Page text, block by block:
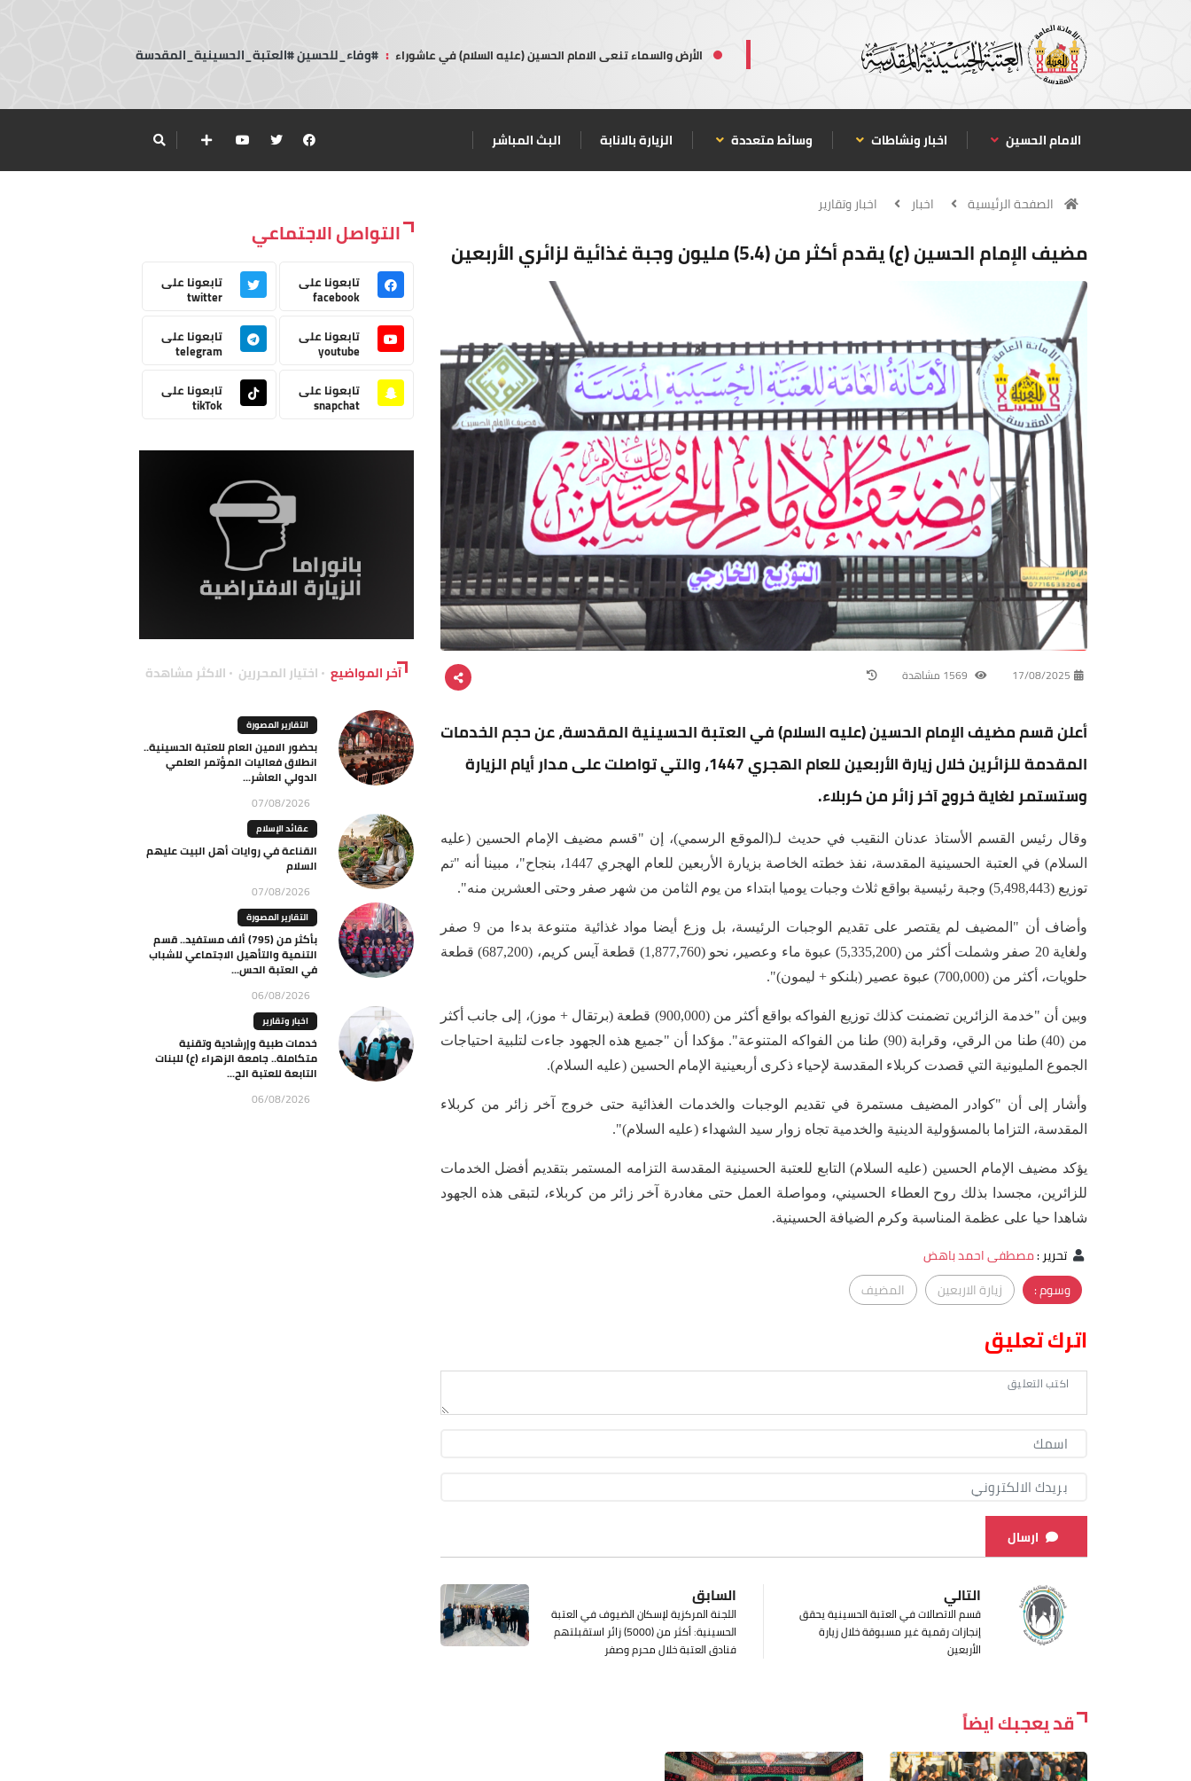
الأرض والسماء تنعى الامام الحسين (عليه السلام) في عاشوراء : #وفاء_للحسين #العتبة_الحسينية_المقدسة
الامام الحسين اخبار ونشاطات وسائط متعددة الزيارة بالانابة البث المباشر
الصفحة الرئيسية اخبار اخبار وتقارير
مضيف الإمام الحسين (ع) يقدم أكثر من (5.4) مليون وجبة غذائية لزائري الأربعين
17/08/2025
أعلن قسم مضيف الإمام الحسين (عليه السلام) في العتبة الحسينية المقدسة، عن حجم الخدمات
المقدمة للزائرين خلال زيارة الأربعين للعام الهجري 1447، والتي تواصلت على مدار أيام الزيارة
وستستمر لغاية خروج آخر زائر من كربلاء.
وقال رئيس القسم الأستاذ عدنان النقيب في حديث لـ(الموقع الرسمي)، إن "قسم مضيف الإمام الحسين (عليه
السلام) في العتبة الحسينية المقدسة، نفذ خطته الخاصة بزيارة الأربعين للعام الهجري 1447، بنجاح"، مبينا أنه "تم
توزيع (5,498,443) وجبة رئيسية بواقع ثلاث وجبات يوميا ابتداء من يوم الثامن من شهر صفر وحتى العشرين منه".
وأضاف أن "المضيف لم يقتصر على تقديم الوجبات الرئيسة، بل وزع أيضا مواد غذائية متنوعة بدءا من 9 صفر
ولغاية 20 صفر وشملت أكثر من (5,335,200) عبوة ماء وعصير، نحو (1,877,760) قطعة آيس كريم، (687,200) قطعة
حلويات، أكثر من (700,000) عبوة عصير (بلنكو + ليمون)".
وبين أن "خدمة الزائرين تضمنت كذلك توزيع الفواكه بواقع أكثر من (900,000) قطعة (برتقال + موز)، إلى جانب أكثر
من (40) طنا من الرقي، وقرابة (90) طنا من الفواكه المتنوعة". مؤكدا أن "جميع هذه الجهود جاءت لتلبية احتياجات
الجموع المليونية التي قصدت كربلاء المقدسة لإحياء ذكرى أربعينية الإمام الحسين (عليه السلام).
وأشار إلى أن "كوادر المضيف مستمرة في تقديم الوجبات والخدمات الغذائية حتى خروج آخر زائر من كربلاء
المقدسة، التزاما بالمسؤولية الدينية والخدمية تجاه زوار سيد الشهداء (عليه السلام)".
يؤكد مضيف الإمام الحسين (عليه السلام) التابع للعتبة الحسينية المقدسة التزامه المستمر بتقديم أفضل الخدمات
للزائرين، مجسدا بذلك روح العطاء الحسيني، ومواصلة العمل حتى مغادرة آخر زائر من كربلاء، لتبقى هذه الجهود
شاهدا حيا على عظمة المناسبة وكرم الضيافة الحسينية.
تحرير:مصطفى احمد باهض
وسوم :
زيارة الاربعين المضيف
اترك تعليق
ارسال
السابق
اللجنة المركزية لإسكان الضيوف في العتبة
الحسينية: أكثر من (5000) زائر استقبلتهم
فنادق العتبة خلال محرم وصفر
التالي
قسم الاتصالات في العتبة الحسينية يحقق
إنجازات رقمية غير مسبوقة خلال زيارة
الأربعين
قد يعجبك ايضاً
التواصل الاجتماعي
تابعونا على
facebook
تابعونا على
twitter
تابعونا على
youtube
تابعونا على
telegram
تابعونا على
snapchat
تابعونا على
tikTok
آخر المواضيع اختيار المحررين الاكثر مشاهدة
التقارير المصورة
بحضور الامين العام للعتبة الحسينية..
انطلاق فعاليات المؤتمر العلمي
الدولي العاشر...
07/08/2026
عقائد الإسلام
القناعة في روايات أهل البيت عليهم
السلام
07/08/2026
التقارير المصورة
بأكثر من (795) ألف مستفيد.. قسم
التنمية والتأهيل الاجتماعي للشباب
في العتبة الحس...
06/08/2026
اخبار وتقارير
خدمات طبية وإرشادية وتقنية
متكاملة.. جامعة الزهراء (ع) للبنات
التابعة للعتبة الح...
06/08/2026